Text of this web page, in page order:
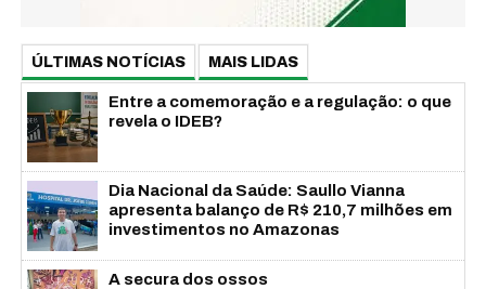
ÚLTIMAS NOTÍCIAS MAIS LIDAS
Entre a comemoração e a regulação: o que
revela o IDEB?
Dia Nacional da Saúde: Saullo Vianna
apresenta balanço de R$ 210,7 milhões em
investimentos no Amazonas
A secura dos ossos